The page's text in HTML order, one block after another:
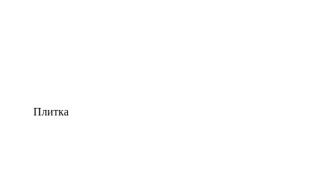
Плитка